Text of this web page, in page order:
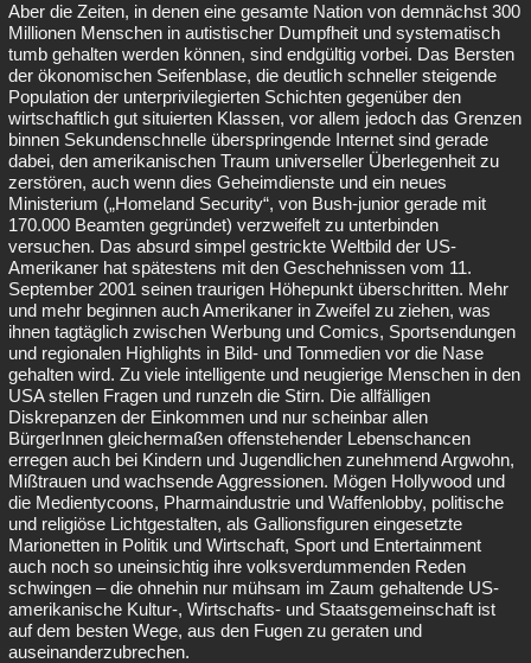
Aber die Zeiten, in denen eine gesamte Nation von demnächst 300
Millionen Menschen in autistischer Dumpfheit und systematisch
tumb gehalten werden können, sind endgültig vorbei. Das Bersten
der ökonomischen Seifenblase, die deutlich schneller steigende
Population der unterprivilegierten Schichten gegenüber den
wirtschaftlich gut situierten Klassen, vor allem jedoch das Grenzen
binnen Sekundenschnelle überspringende Internet sind gerade
dabei, den amerikanischen Traum universeller Überlegenheit zu
zerstören, auch wenn dies Geheimdienste und ein neues
Ministerium („Homeland Security“, von Bush-junior gerade mit
170.000 Beamten gegründet) verzweifelt zu unterbinden
versuchen. Das absurd simpel gestrickte Weltbild der US-
Amerikaner hat spätestens mit den Geschehnissen vom 11.
September 2001 seinen traurigen Höhepunkt überschritten. Mehr
und mehr beginnen auch Amerikaner in Zweifel zu ziehen, was
ihnen tagtäglich zwischen Werbung und Comics, Sportsendungen
und regionalen Highlights in Bild- und Tonmedien vor die Nase
gehalten wird. Zu viele intelligente und neugierige Menschen in den
USA stellen Fragen und runzeln die Stirn. Die allfälligen
Diskrepanzen der Einkommen und nur scheinbar allen
BürgerInnen gleichermaßen offenstehender Lebenschancen
erregen auch bei Kindern und Jugendlichen zunehmend Argwohn,
Mißtrauen und wachsende Aggressionen. Mögen Hollywood und
die Medientycoons, Pharmaindustrie und Waffenlobby, politische
und religiöse Lichtgestalten, als Gallionsfiguren eingesetzte
Marionetten in Politik und Wirtschaft, Sport und Entertainment
auch noch so uneinsichtig ihre volksverdummenden Reden
schwingen – die ohnehin nur mühsam im Zaum gehaltende US-
amerikanische Kultur-, Wirtschafts- und Staatsgemeinschaft ist
auf dem besten Wege, aus den Fugen zu geraten und
auseinanderzubrechen.